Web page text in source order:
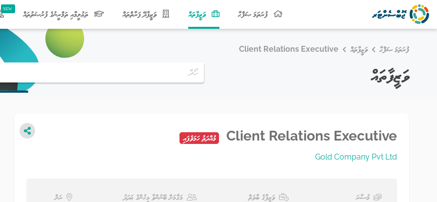
ފުރަތަމަ ޞަފްޙާ ވަޒީފާތައް
(current) ވަޒީފާދޭ ފަރާތްތައް ތަޢުލީމާއި ތަމްރީނުގެ ފުރުޞަތުތައް
ފުރަތަމަ ޞަފްޙާ ވަޒީފާތައް Client Relations Executive
ވަޒީފާތައް
Client Relations Executive މުއްދަތު ހަމަވެފައި
Gold Company Pvt Ltd
މުސާރަ
ވަޒީފާގެ ބާވަތް
މަޤާމަށް ބޭނުންވާ މީހުންގެ ޢަދަދު
ރަށް